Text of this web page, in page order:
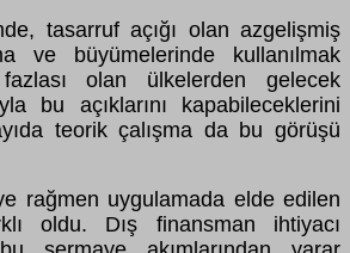
tasarruf açığı olan azgelişmiş
ve büyümelerinde kullanılmak
olan ülkelerden gelecek
bu açıklarını kapabileceklerini
teorik çalışma da bu görüşü
rağmen uygulamada elde edilen
oldu. Dış finansman ihtiyacı